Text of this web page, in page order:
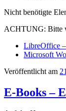
Nicht benötigte
ACHTUNG: Bitte
LibreOffice
Microsoft
Veröffentlicht am
E-Books –